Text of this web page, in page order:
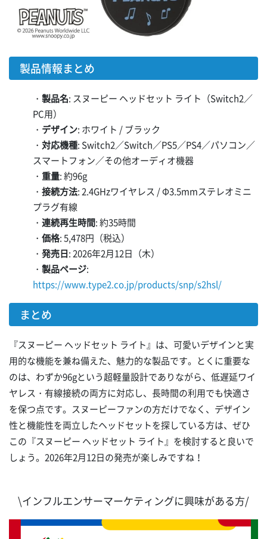
製品情報まとめ
・ 製品名: スヌーピー ヘッドセット ライト（Switch2／
PC用）
・ デザイン: ホワイト / ブラック
・ 対応機種: Switch2／Switch／PS5／PS4／パソコン／
スマートフォン／その他オーディオ機器
・ 重量: 約96g
・ 接続方法: 2.4GHzワイヤレス / Φ3.5mmステレオミニ
プラグ有線
・ 連続再生時間: 約35時間
・ 価格: 5,478円（税込）
・ 発売日: 2026年2月12日（木）
・ 製品ページ:
https://www.type2.co.jp/products/snp/s2hsl/
まとめ
『スヌーピー ヘッドセット ライト』は、可愛いデザインと実
用的な機能を兼ね備えた、魅力的な製品です。とくに重要な
のは、わずか96gという超軽量設計でありながら、低遅延ワイ
ヤレス・有線接続の両方に対応し、長時間の利用でも快適さ
を保つ点です。スヌーピーファンの方だけでなく、デザイン
性と機能性を両立したヘッドセットを探している方は、ぜひ
この『スヌーピー ヘッドセット ライト』を検討すると良いで
しょう。2026年2月12日の発売が楽しみですね！
\インフルエンサーマーケティングに興味がある方/